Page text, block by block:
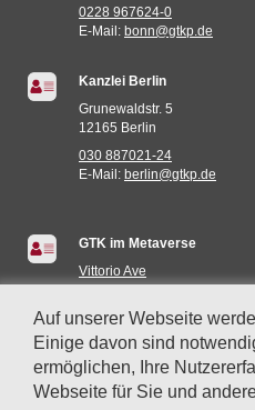
0228 967624-0
E-Mail: bonn@gtkp.de
Kanzlei Berlin
Grunewaldstr. 5
12165 Berlin
030 887021-24
E-Mail: berlin@gtkp.de
GTK im Metaverse
Vittorio Ave
Auf unserer Webseite
Einige davon sind
ermöglichen, Ihre
Webseite für Sie und